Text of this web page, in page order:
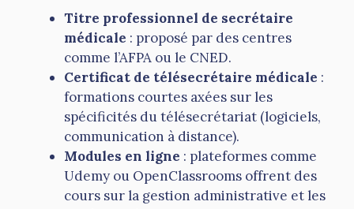
Titre professionnel de secrétaire
médicale : proposé par des centres
comme l’AFPA ou le CNED.
Certificat de télésecrétaire médicale :
formations courtes axées sur les
spécificités du télésecrétariat (logiciels,
communication à distance).
Modules en ligne : plateformes comme
Udemy ou OpenClassrooms offrent des
cours sur la gestion administrative et les